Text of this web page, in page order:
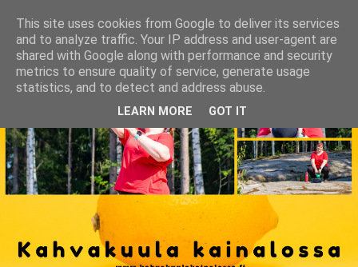
This site uses cookies from Google to deliver its services
and to analyze traffic. Your IP address and user-agent are
shared with Google along with performance and security
metrics to ensure quality of service, generate usage
statistics, and to detect and address abuse.
LEARN MORE GOT IT